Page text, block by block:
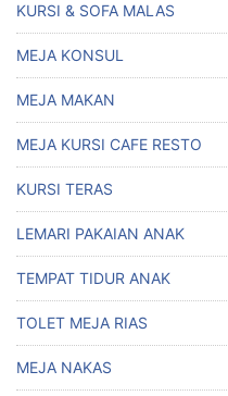
KURSI & SOFA MALAS
MEJA KONSUL
MEJA MAKAN
MEJA KURSI CAFE RESTO
KURSI TERAS
LEMARI PAKAIAN ANAK
TEMPAT TIDUR ANAK
TOLET MEJA RIAS
MEJA NAKAS